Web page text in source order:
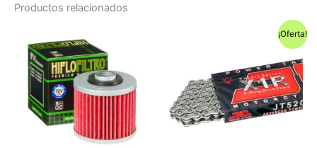
Productos relacionados
¡Oferta!